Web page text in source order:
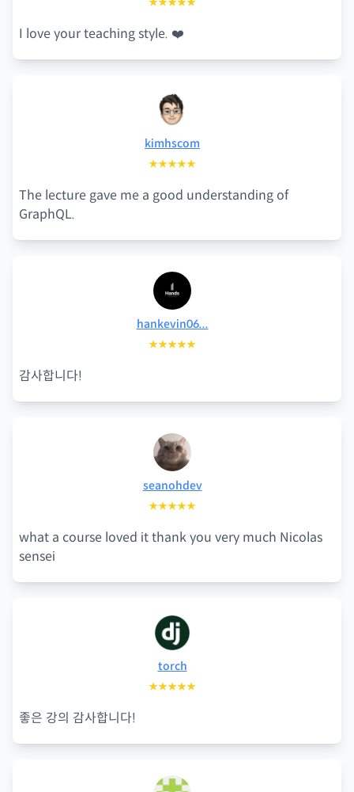
I love your teaching style. ❤️
kimhscom
★★★★★
The lecture gave me a good understanding of
GraphQL.
hankevin06...
★★★★★
감사합니다!
seanohdev
★★★★★
what a course loved it thank you very much Nicolas
sensei
torch
★★★★★
좋은 강의 감사합니다!